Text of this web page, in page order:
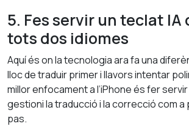
5. Fes servir un teclat IA
tots dos idiomes
Aquí és on la tecnologia ara fa una
lloc de traduir primer i llavors intentar
millor enfocament a l’iPhone és fer
gestioni la traducció i la correcció com a
pas.